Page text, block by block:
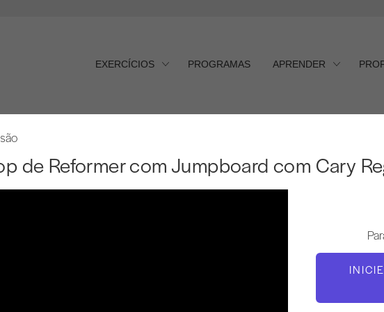
EXERCÍCIOS PROGRAMAS APRENDER
Reformer com Jumpboard com
de Reformer com Jumpboard com Cary